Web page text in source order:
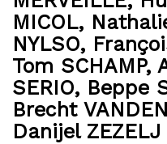
MICOL,
NYLSO,
Tom SCHAMP,
SERIO, Beppe
Brecht
Danijel ZEZELJ